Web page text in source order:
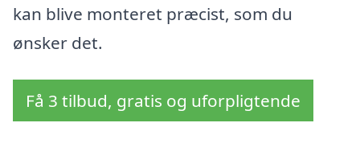
kan blive monteret præcist, som du
ønsker det.
Få 3 tilbud, gratis og uforpligtende